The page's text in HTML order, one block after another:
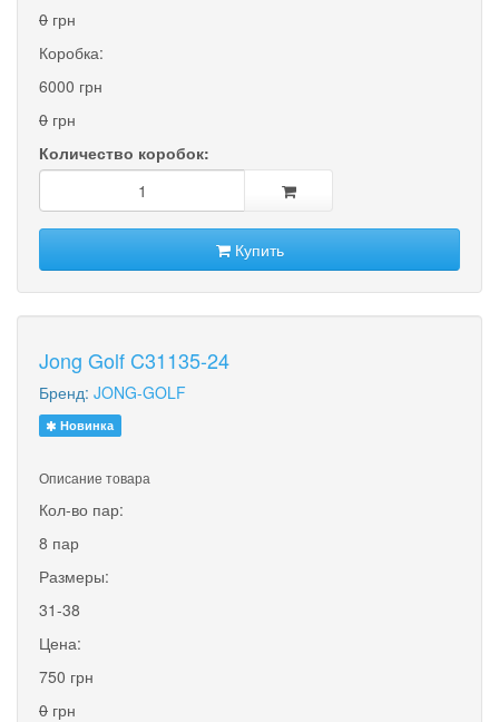
0 грн
Коробка:
6000 грн
0 грн
Количество коробок:
Купить
Jong Golf C31135-24
Бренд: JONG-GOLF
Новинка
Описание товара
Кол-во пар:
8 пар
Размеры:
31-38
Цена:
750 грн
0 грн